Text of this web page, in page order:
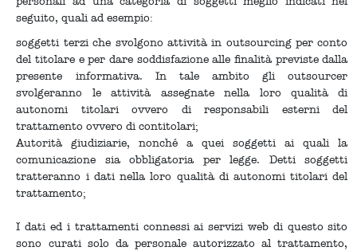
seguito, quali ad esempio:
soggetti terzi che svolgono attività in outsourcing per conto
del titolare e per dare soddisfazione alle finalità previste dalla
presente informativa. In tale ambito gli outsourcer
svolgeranno le attività assegnate nella loro qualità di
autonomi titolari ovvero di responsabili esterni del
trattamento ovvero di contitolari;
Autorità giudiziarie, nonché a quei soggetti ai quali la
comunicazione sia obbligatoria per legge. Detti soggetti
tratteranno i dati nella loro qualità di autonomi titolari del
trattamento;
I dati ed i trattamenti connessi ai servizi web di questo sito
sono curati solo da personale autorizzato al trattamento,